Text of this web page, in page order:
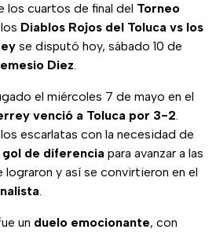
los cuartos de final del Torneo
Diablos Rojos del Toluca vs los
se disputó hoy, sábado 10 de
Diez.
el miércoles 7 de mayo en el
venció a Toluca por 3-2.
escarlatas con la necesidad de
gol de diferencia para avanzar a las
lograron y así se convirtieron en el
.
un duelo emocionante, con